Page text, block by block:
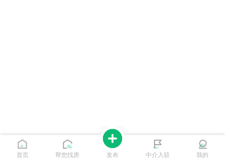
首页 帮您找房 发布 中介入驻 我的